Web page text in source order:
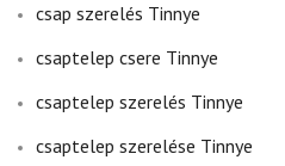
csap szerelés Tinnye
csaptelep csere Tinnye
csaptelep szerelés Tinnye
csaptelep szerelése Tinnye